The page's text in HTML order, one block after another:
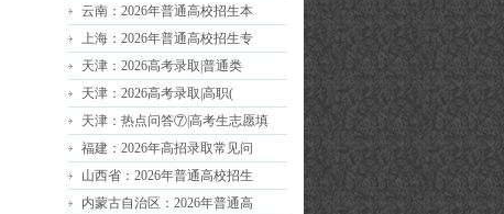
云南：2026年普通高校招生本
上海：2026年普通高校招生专
天津：2026高考录取|普通类
天津：2026高考录取|高职(
天津：热点问答⑦|高考生志愿填
福建：2026年高招录取常见问
山西省：2026年普通高校招生
内蒙古自治区：2026年普通高